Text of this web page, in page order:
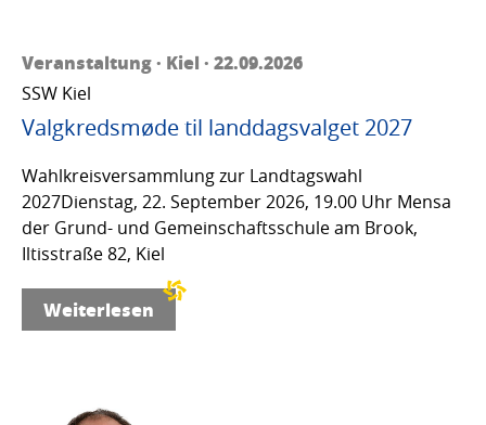
Veranstaltung · Kiel · 22.09.2026
SSW Kiel
Valgkredsmøde til landdagsvalget 2027
Wahlkreisversammlung zur Landtagswahl
2027Dienstag, 22. September 2026, 19.00 Uhr Mensa
der Grund- und Gemeinschaftsschule am Brook,
Iltisstraße 82, Kiel
Weiterlesen